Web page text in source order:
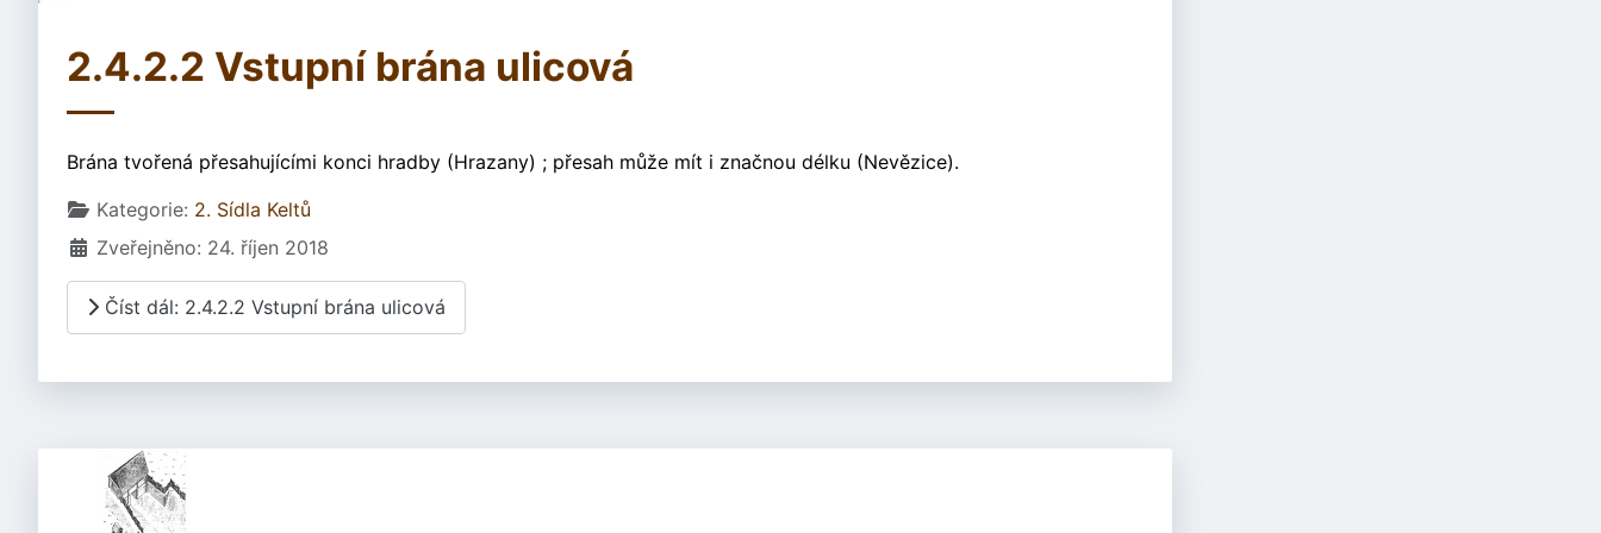
2.4.2.2 Vstupní brána ulicová
Brána tvořená přesahujícími konci hradby (Hrazany) ; přesah může mít i značnou délku (Nevězice).
Základní údaje
Kategorie: 2. Sídla Keltů
Zveřejněno: 24. říjen 2018
Číst dál: 2.4.2.2 Vstupní brána ulicová